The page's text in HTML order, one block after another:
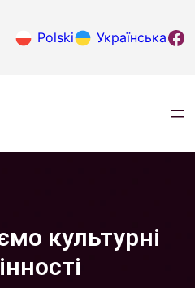
Polski УкраїнськаКрок
культурні